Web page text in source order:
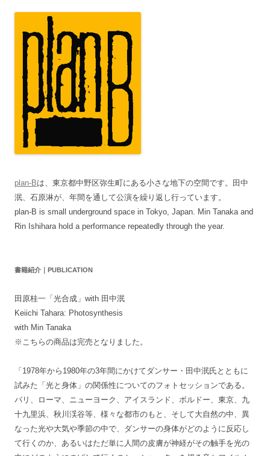
plan-Bは、東京都中野区弥生町にある小さな地下の空間です。田中
泯、石原淋が、年間を通して公演を繰り返し行っています。
plan-B is small underground space in Tokyo, Japan. Min Tanaka and
Rin Ishihara hold a performance repeatedly through the year.
書籍紹介｜PUBLICATION
田原桂一「光合成」with 田中泯
Keiichi Tahara: Photosynthesis
with Min Tanaka
※こちらの商品は完売となりました。
「1978年から1980年の3年間にかけてダンサー・田中泯氏とともに
試みた「光と身体」の関係性についてのフォトセッションである。
パリ、ローマ、ニューヨーク、アイスランド、ボルドー、東京、九
十九里浜、秋川渓谷等、様々な都市のもと、そして大自然の中、異
なった光や大気や季節の中で、ダンサーの身体がどのように反応し
て行くのか、あるいはただ単に人間の皮膚が神経がその触手を光の